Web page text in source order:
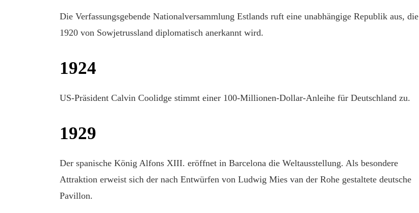
Die Verfassungsgebende Nationalversammlung Estlands ruft eine unabhängige Republik aus, die
1920 von Sowjetrussland diplomatisch anerkannt wird.
1924
US-Präsident Calvin Coolidge stimmt einer 100-Millionen-Dollar-Anleihe für Deutschland zu.
1929
Der spanische König Alfons XIII. eröffnet in Barcelona die Weltausstellung. Als besondere
Attraktion erweist sich der nach Entwürfen von Ludwig Mies van der Rohe gestaltete deutsche
Pavillon.